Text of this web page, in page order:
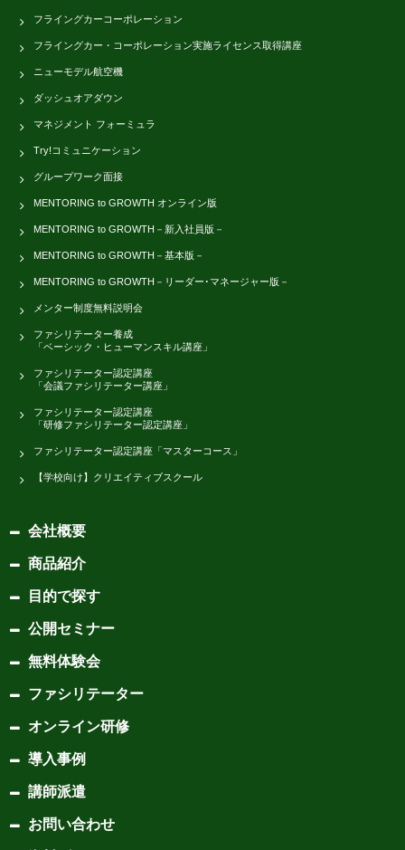
フライングカーコーポレーション
フライングカー・コーポレーション実施ライセンス取得講座
ニューモデル航空機
ダッシュオアダウン
マネジメント フォーミュラ
Try!コミュニケーション
グループワーク面接
MENTORING to GROWTH オンライン版
MENTORING to GROWTH－新入社員版－
MENTORING to GROWTH－基本版－
MENTORING to GROWTH－リーダー･マネージャー版－
メンター制度無料説明会
ファシリテーター養成
「ベーシック・ヒューマンスキル講座」
ファシリテーター認定講座
「会議ファシリテーター講座」
ファシリテーター認定講座
「研修ファシリテーター認定講座」
ファシリテーター認定講座「マスターコース」
【学校向け】クリエイティブスクール
会社概要
商品紹介
目的で探す
公開セミナー
無料体験会
ファシリテーター
オンライン研修
導入事例
講師派遣
お問い合わせ